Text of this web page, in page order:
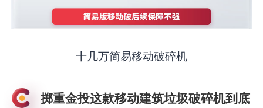
十几万简易移动破碎机
掷重金投这款移动建筑垃圾破碎机到底